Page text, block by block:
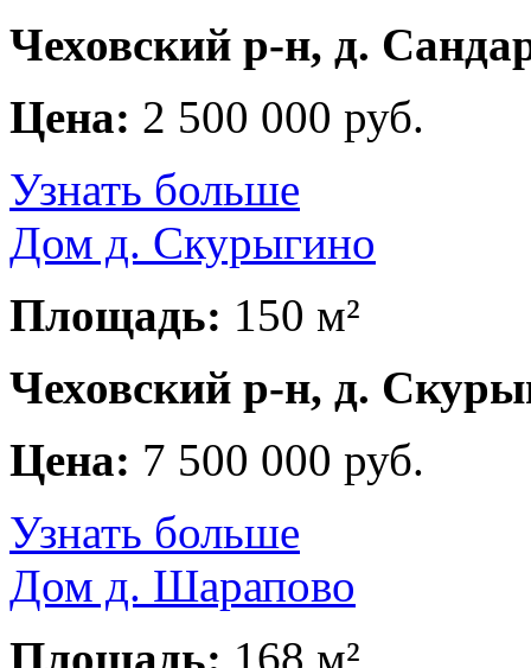
Чеховский р-н, д.
Цена: 2 500 000 руб.
Узнать больше
Дом д. Скурыгино
Площадь: 150 м²
Чеховский р-н, д.
Цена: 7 500 000 руб.
Узнать больше
Дом д. Шарапово